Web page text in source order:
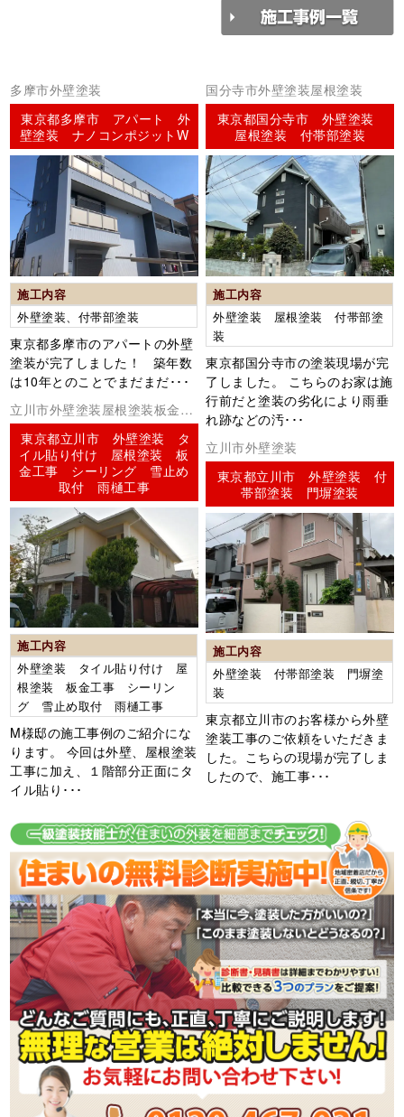
多摩市外壁塗装
東京都多摩市 アパート 外
壁塗装 ナノコンポジットW
施工内容
外壁塗装、付帯部塗装
東京都多摩市のアパートの外壁
塗装が完了しました！ 築年数
は10年とのことでまだまだ･･･
国分寺市外壁塗装屋根塗装
東京都国分寺市 外壁塗装
屋根塗装 付帯部塗装
施工内容
外壁塗装 屋根塗装 付帯部塗
装
東京都国分寺市の塗装現場が完
了しました。 こちらのお家は施
行前だと塗装の劣化により雨垂
れ跡などの汚･･･
立川市外壁塗装屋根塗装板金工
事コーキング（シーリング）
東京都立川市 外壁塗装 タ
イル貼り付け 屋根塗装 板
金工事 シーリング 雪止め
取付 雨樋工事
施工内容
外壁塗装 タイル貼り付け 屋
根塗装 板金工事 シーリン
グ 雪止め取付 雨樋工事
M様邸の施工事例のご紹介にな
ります。 今回は外壁、屋根塗装
工事に加え、１階部分正面にタ
イル貼り･･･
立川市外壁塗装
東京都立川市 外壁塗装 付
帯部塗装 門塀塗装
施工内容
外壁塗装 付帯部塗装 門塀塗
装
東京都立川市のお客様から外壁
塗装工事のご依頼をいただきま
した。こちらの現場が完了しま
したので、施工事･･･